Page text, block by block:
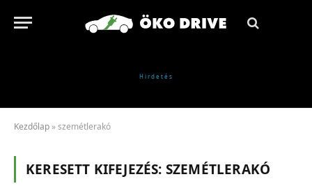
Kezdőlap »szemétlerakó
KERESETT KIFEJEZÉS: SZEMÉTLERAKÓ